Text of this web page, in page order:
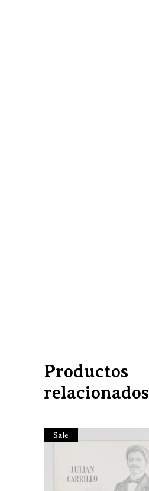
Productos
relacionados
Sale